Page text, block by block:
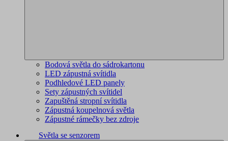
Bodová světla do sádrokartonu
LED zápustná svítidla
Podhledové LED panely
Sety zápustných svítidel
Zapuštěná stropní svítidla
Zápustná koupelnová světla
Zápustné rámečky bez zdroje
Světla se senzorem